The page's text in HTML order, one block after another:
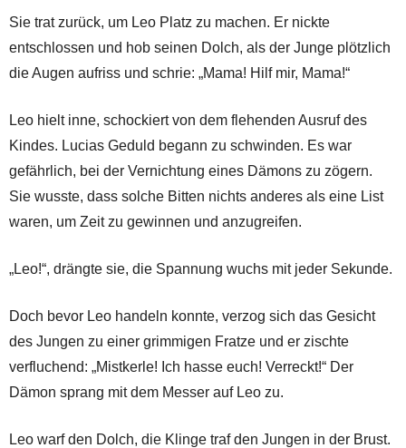
Sie trat zurück, um Leo Platz zu machen. Er nickte
entschlossen und hob seinen Dolch, als der Junge plötzlich
die Augen aufriss und schrie: „Mama! Hilf mir, Mama!“
Leo hielt inne, schockiert von dem flehenden Ausruf des
Kindes. Lucias Geduld begann zu schwinden. Es war
gefährlich, bei der Vernichtung eines Dämons zu zögern.
Sie wusste, dass solche Bitten nichts anderes als eine List
waren, um Zeit zu gewinnen und anzugreifen.
„Leo!“, drängte sie, die Spannung wuchs mit jeder Sekunde.
Doch bevor Leo handeln konnte, verzog sich das Gesicht
des Jungen zu einer grimmigen Fratze und er zischte
verfluchend: „Mistkerle! Ich hasse euch! Verreckt!“ Der
Dämon sprang mit dem Messer auf Leo zu.
Leo warf den Dolch, die Klinge traf den Jungen in der Brust.